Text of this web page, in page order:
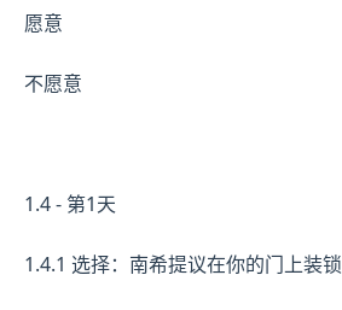
愿意
不愿意
1.4 - 第1天
1.4.1 选择：南希提议在你的门上装锁